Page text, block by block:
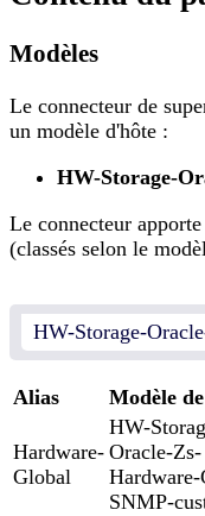
Modèles
Le connecteur de
un modèle d'hôte :
HW-Storage-
Le connecteur
(classés selon le
HW-Storage-
Alias Modèle
Hardware-
Global
HW-
Oracle-Zs-
SNMP-